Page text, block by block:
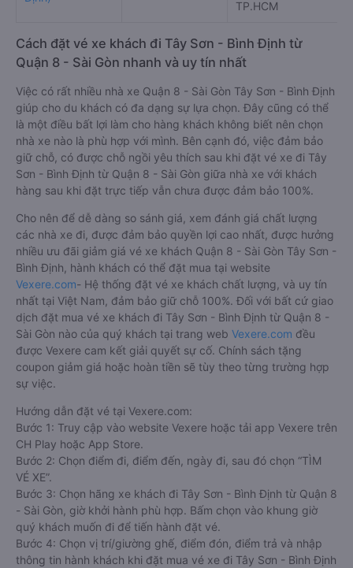
TP.HCM
Cách đặt vé xe khách đi Tây Sơn - Bình Định từ
Quận 8 - Sài Gòn nhanh và uy tín nhất
Việc có rất nhiều nhà xe Quận 8 - Sài Gòn Tây Sơn - Bình Định
giúp cho du khách có đa dạng sự lựa chọn. Đây cũng có thể
là một điều bất lợi làm cho hàng khách không biết nên chọn
nhà xe nào là phù hợp với mình. Bên cạnh đó, việc đảm bảo
giữ chỗ, có được chỗ ngồi yêu thích sau khi đặt vé xe đi Tây
Sơn - Bình Định từ Quận 8 - Sài Gòn giữa nhà xe với khách
hàng sau khi đặt trực tiếp vẫn chưa được đảm bảo 100%.
Cho nên để dễ dàng so sánh giá, xem đánh giá chất lượng
các nhà xe đi, được đảm bảo quyền lợi cao nhất, được hưởng
nhiều ưu đãi giảm giá vé xe khách Quận 8 - Sài Gòn Tây Sơn -
Bình Định, hành khách có thể đặt mua tại website
Vexere.com- Hệ thống đặt vé xe khách chất lượng, và uy tín
nhất tại Việt Nam, đảm bảo giữ chỗ 100%. Đối với bất cứ giao
dịch đặt mua vé xe khách đi Tây Sơn - Bình Định từ Quận 8 -
Sài Gòn nào của quý khách tại trang web Vexere.com đều
được Vexere cam kết giải quyết sự cố. Chính sách tặng
coupon giảm giá hoặc hoàn tiền sẽ tùy theo từng trường hợp
sự việc.
Hướng dẫn đặt vé tại Vexere.com:
Bước 1: Truy cập vào website Vexere hoặc tải app Vexere trên
CH Play hoặc App Store.
Bước 2: Chọn điểm đi, điểm đến, ngày đi, sau đó chọn “TÌM
VÉ XE”.
Bước 3: Chọn hãng xe khách đi Tây Sơn - Bình Định từ Quận 8
- Sài Gòn, giờ khởi hành phù hợp. Bấm chọn vào khung giờ
quý khách muốn đi để tiến hành đặt vé.
Bước 4: Chọn vị trí/giường ghế, điểm đón, điểm trả và nhập
thông tin hành khách khi đặt mua vé xe đi Tây Sơn - Bình Định